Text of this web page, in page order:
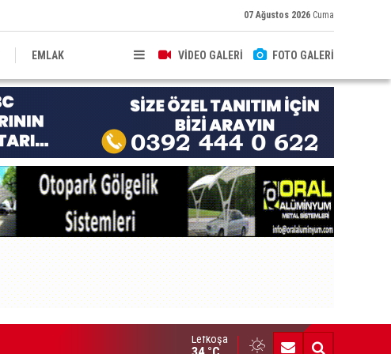
07 Ağustos 2026 Cuma
VİDEO GALERİ FOTO GALERİ
EMLAK
"Kazaya sebebiyet veren sürücü 167 mlgr alkollüydü"
Lefkoşa